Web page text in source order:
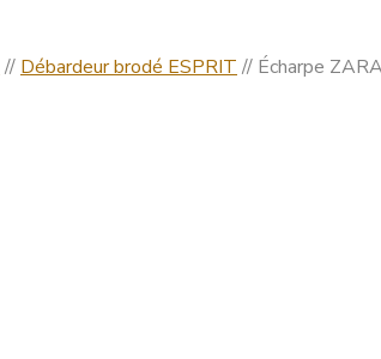
// Débardeur brodé ESPRIT // Écharpe ZARA